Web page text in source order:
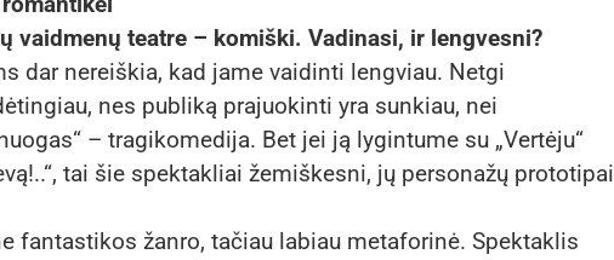
vaidmenų teatre – komiški. Vadinasi, ir lengvesni?
dar nereiškia, kad jame vaidinti lengviau. Netgi
nes publiką prajuokinti yra sunkiau, nei
– tragikomedija. Bet jei ją lygintume su „Vertėju“
tai šie spektakliai žemiškesni, jų personažų prototipai
fantastikos žanro, tačiau labiau metaforinė. Spektaklis